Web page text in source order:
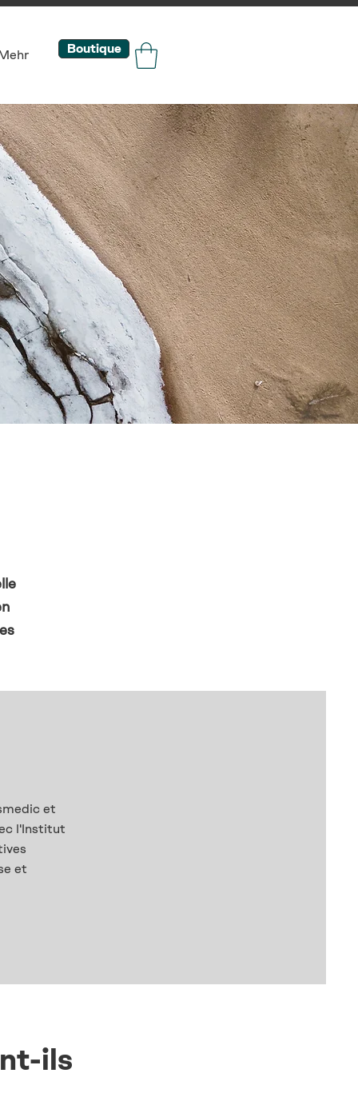
Boutique
et
l'Institut
et
ils